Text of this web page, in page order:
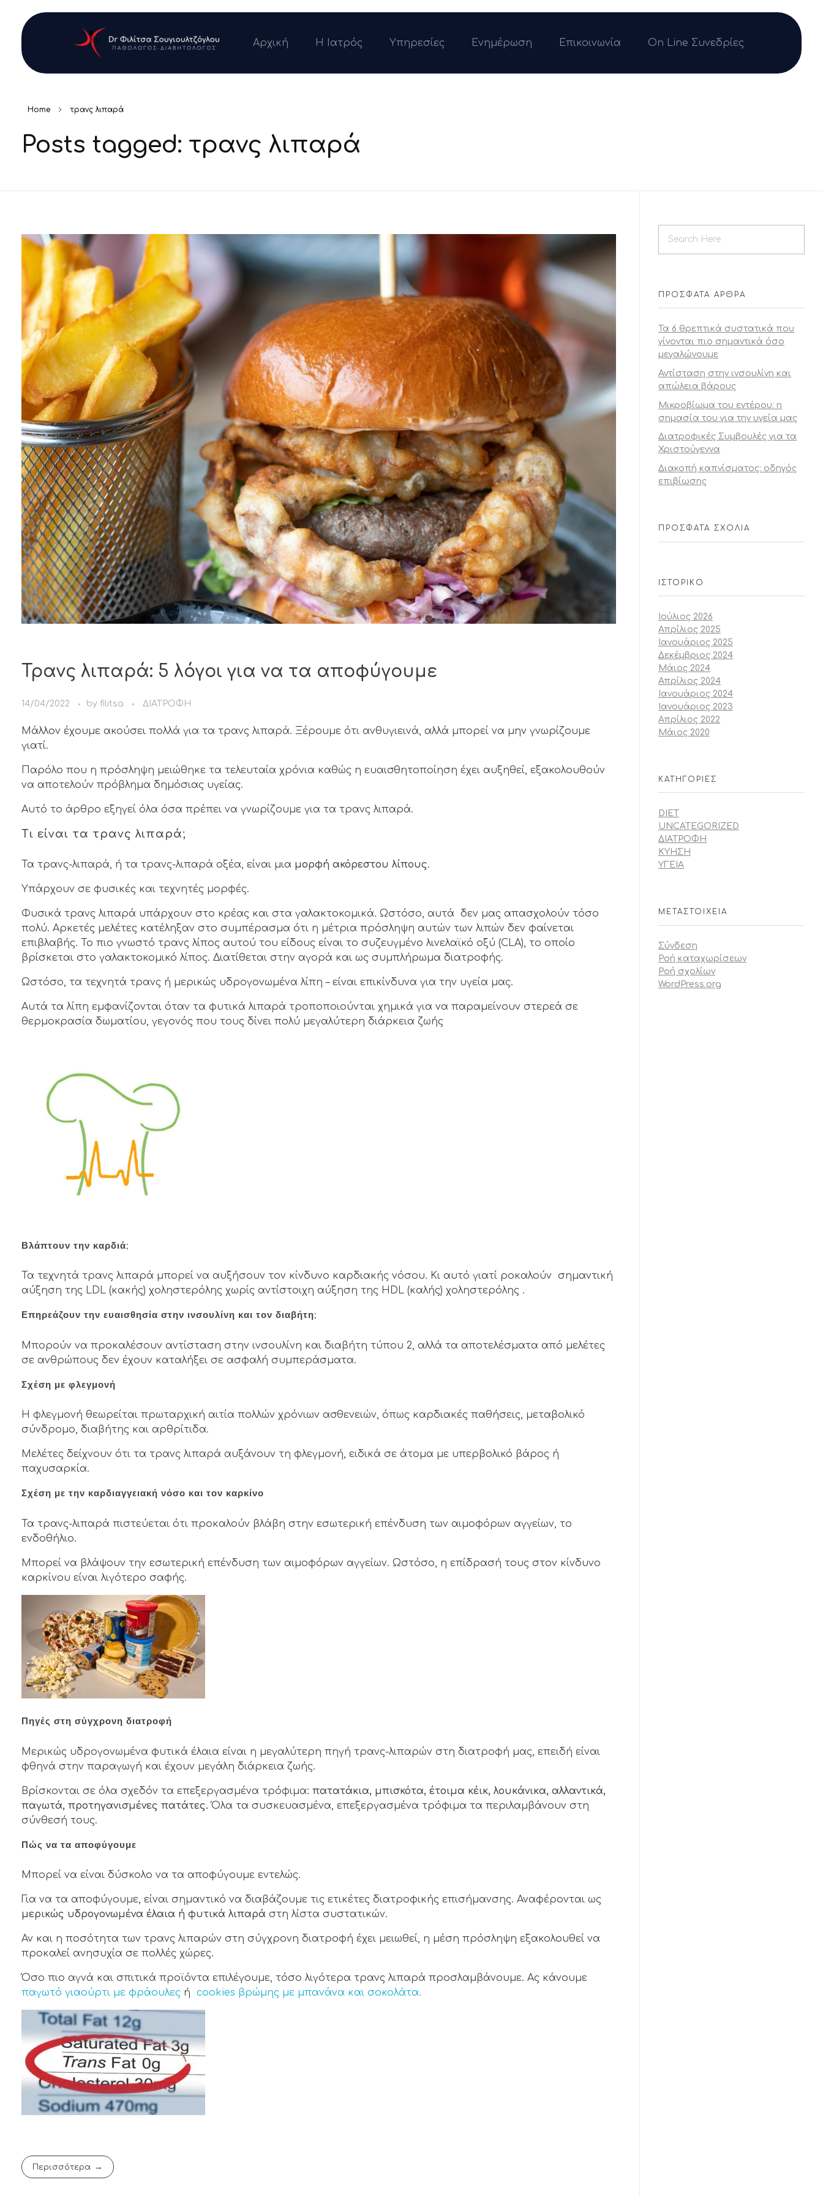
Αρχική Η Ιατρός Υπηρεσίες Ενημέρωση Επικοινωνία On Line Συνεδρίες
Home τρανς λιπαρά
Posts tagged: τρανς λιπαρά
Τρανς λιπαρά: 5 λόγοι για να τα αποφύγουμε
14/04/2022 by filitsa ΔΙΑΤΡΟΦΗ
Μάλλον έχουμε ακούσει πολλά για τα τρανς λιπαρά. Ξέρουμε ότι ανθυγιεινά, αλλά μπορεί να μην γνωρίζουμε
γιατί.
Παρόλο που η πρόσληψη μειώθηκε τα τελευταία χρόνια καθώς η ευαισθητοποίηση έχει αυξηθεί, εξακολουθούν
να αποτελούν πρόβλημα δημόσιας υγείας.
Αυτό το άρθρο εξηγεί όλα όσα πρέπει να γνωρίζουμε για τα τρανς λιπαρά.
Τι είναι τα τρανς λιπαρά;
Τα τρανς-λιπαρά, ή τα τρανς-λιπαρά οξέα, είναι μια μορφή ακόρεστου λίπους.
Υπάρχουν σε φυσικές και τεχνητές μορφές.
Φυσικά τρανς λιπαρά υπάρχουν στο κρέας και στα γαλακτοκομικά. Ωστόσο, αυτά δεν μας απασχολούν τόσο
πολύ. Αρκετές μελέτες κατέληξαν στο συμπέρασμα ότι η μέτρια πρόσληψη αυτών των λιπών δεν φαίνεται
επιβλαβής. Το πιο γνωστό τρανς λίπος αυτού του είδους είναι το συζευγμένο λινελαϊκό οξύ (CLA), το οποίο
βρίσκεται στο γαλακτοκομικό λίπος. Διατίθεται στην αγορά και ως συμπλήρωμα διατροφής.
Ωστόσο, τα τεχνητά τρανς ή μερικώς υδρογονωμένα λίπη – είναι επικίνδυνα για την υγεία μας.
Αυτά τα λίπη εμφανίζονται όταν τα φυτικά λιπαρά τροποποιούνται χημικά για να παραμείνουν στερεά σε
θερμοκρασία δωματίου, γεγονός που τους δίνει πολύ μεγαλύτερη διάρκεια ζωής
Βλάπτουν την καρδιά;
Τα τεχνητά τρανς λιπαρά μπορεί να αυξήσουν τον κίνδυνο καρδιακής νόσου. Κι αυτό γιατί ροκαλούν σημαντική
αύξηση της LDL (κακής) χοληστερόλης χωρίς αντίστοιχη αύξηση της HDL (καλής) χοληστερόλης .
Επηρεάζουν την ευαισθησία στην ινσουλίνη και τον διαβήτη;
Μπορούν να προκαλέσουν αντίσταση στην ινσουλίνη και διαβήτη τύπου 2, αλλά τα αποτελέσματα από μελέτες
σε ανθρώπους δεν έχουν καταλήξει σε ασφαλή συμπεράσματα.
Σχέση με φλεγμονή
Η φλεγμονή θεωρείται πρωταρχική αιτία πολλών χρόνιων ασθενειών, όπως καρδιακές παθήσεις, μεταβολικό
σύνδρομο, διαβήτης και αρθρίτιδα.
Μελέτες δείχνουν ότι τα τρανς λιπαρά αυξάνουν τη φλεγμονή, ειδικά σε άτομα με υπερβολικό βάρος ή
παχυσαρκία.
Σχέση με την καρδιαγγειακή νόσο και τον καρκίνο
Τα τρανς-λιπαρά πιστεύεται ότι προκαλούν βλάβη στην εσωτερική επένδυση των αιμοφόρων αγγείων, το
ενδοθήλιο.
Μπορεί να βλάψουν την εσωτερική επένδυση των αιμοφόρων αγγείων. Ωστόσο, η επίδρασή τους στον κίνδυνο
καρκίνου είναι λιγότερο σαφής.
Πηγές στη σύγχρονη διατροφή
Μερικώς υδρογονωμένα φυτικά έλαια είναι η μεγαλύτερη πηγή τρανς-λιπαρών στη διατροφή μας, επειδή είναι
φθηνά στην παραγωγή και έχουν μεγάλη διάρκεια ζωής.
Βρίσκονται σε όλα σχεδόν τα επεξεργασμένα τρόφιμα: πατατάκια, μπισκότα, έτοιμα κέικ, λουκάνικα, αλλαντικά,
παγωτά, προτηγανισμένες πατάτες. Όλα τα συσκευασμένα, επεξεργασμένα τρόφιμα τα περιλαμβάνουν στη
σύνθεσή τους.
Πώς να τα αποφύγουμε
Μπορεί να είναι δύσκολο να τα αποφύγουμε εντελώς.
Για να τα αποφύγουμε, είναι σημαντικό να διαβάζουμε τις ετικέτες διατροφικής επισήμανσης. Αναφέρονται ως
μερικώς υδρογονωμένα έλαια ή φυτικά λιπαρά στη λίστα συστατικών.
Αν και η ποσότητα των τρανς λιπαρών στη σύγχρονη διατροφή έχει μειωθεί, η μέση πρόσληψη εξακολουθεί να
προκαλεί ανησυχία σε πολλές χώρες.
Όσο πιο αγνά και σπιτικά προϊόντα επιλέγουμε, τόσο λιγότερα τρανς λιπαρά προσλαμβάνουμε. Ας κάνουμε
παγωτό γιαούρτι με φράουλες ή cookies βρώμης με μπανάνα και σοκολάτα.
Περισσότερα
ΠΡΌΣΦΑΤΑ ΆΡΘΡΑ
Τα 6 θρεπτικά συστατικά που
γίνονται πιο σημαντικά όσο
μεγαλώνουμε
Αντίσταση στην ινσουλίνη και
απώλεια βάρους
Μικροβίωμα του εντέρου: η
σημασία του για την υγεία μας
Διατροφικές Συμβουλές για τα
Χριστούγεννα
Διακοπή καπνίσματος: οδηγός
επιβίωσης
ΠΡΌΣΦΑΤΑ ΣΧΌΛΙΑ
ΙΣΤΟΡΙΚΌ
Ιούλιος 2026
Απρίλιος 2025
Ιανουάριος 2025
Δεκέμβριος 2024
Μάιος 2024
Απρίλιος 2024
Ιανουάριος 2024
Ιανουάριος 2023
Απρίλιος 2022
Μάιος 2020
KΑΤΗΓΟΡΊΕΣ
DIET
UNCATEGORIZED
ΔΙΑΤΡΟΦΗ
ΚΥΗΣΗ
ΥΓΕΙΑ
ΜΕΤΑΣΤΟΙΧΕΊΑ
Σύνδεση
Ροή καταχωρίσεων
Ροή σχολίων
WordPress.org